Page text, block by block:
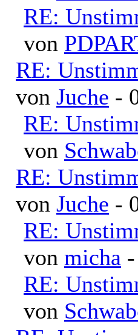
RE:
von
RE:
von Juche -
RE:
von
RE:
von Juche -
RE:
von micha
RE:
von